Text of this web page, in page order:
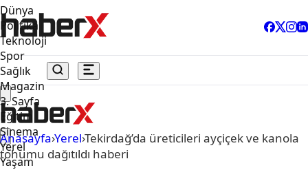
Dünya
Politika
Teknoloji
Spor
Sağlık
Magazin
3. Sayfa
Eğitim
Sinema
Yerel
Yaşam
Anasayfa›Yerel›Tekirdağ’da üreticileri ayçiçek ve kanola
tohumu dağıtıldı haberi